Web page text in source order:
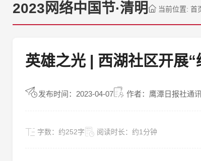
2023网络中国节·清明 当前位置: 首
英雄之光 | 西湖社区开展
发布时间：2023-04-07 作者：鹰潭日报社通
字数： 约252字 阅读时长： 约1分钟